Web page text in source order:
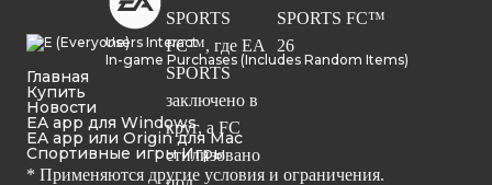
Users Interact
In-game Purchases (Includes Random Items)
Главная
Купить
Новости
EA app для Windows
EA app или Origin для Mac
Спортивные игры Игры
* Применяются другие условия и ограничения.